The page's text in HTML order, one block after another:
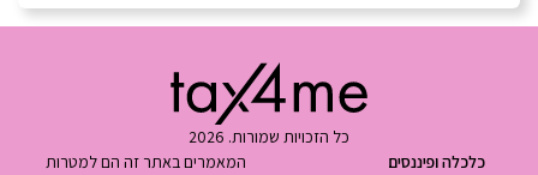
כל הזכויות שמורות. 2026
כלכלה ופיננסים
המאמרים באתר זה הם למטרות